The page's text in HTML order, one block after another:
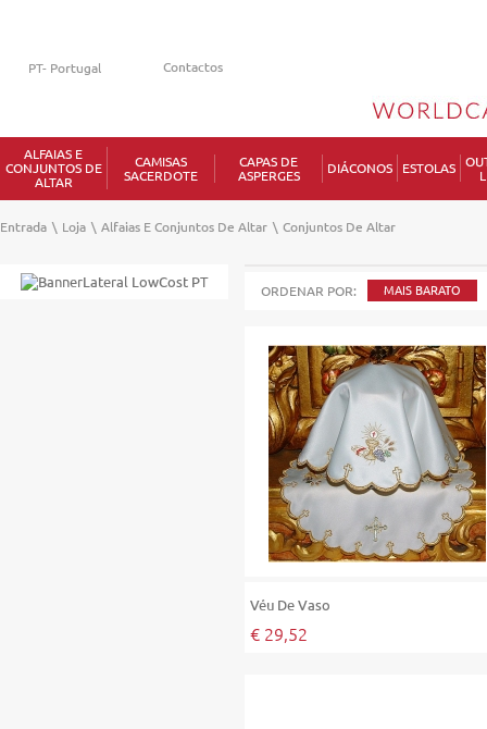
Contactos
ALFAIAS E
CONJUNTOS DE
ALTAR
CAMISAS
SACERDOTE
CAPAS DE
ASPERGES
DIÁCONOS ESTOLAS
Entrada \ Loja \ Alfaias E Conjuntos De Altar \ Conjuntos De Altar
ORDENAR POR: MAIS BARATO
Véu De Vaso
€ 29,52